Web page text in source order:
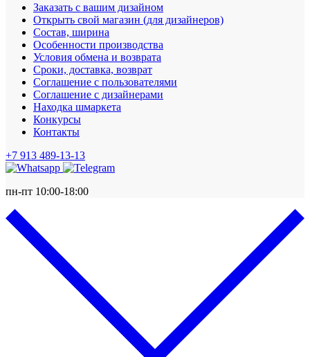
Заказать с вашим дизайном
Открыть свой магазин (для дизайнеров)
Cостав, ширина
Особенности производства
Условия обмена и возврата
Сроки, доставка, возврат
Соглашение с пользователями
Соглашение с дизайнерами
Находка шмаркета
Конкурсы
Контакты
+7 913 489-13-13
пн-пт 10:00-18:00